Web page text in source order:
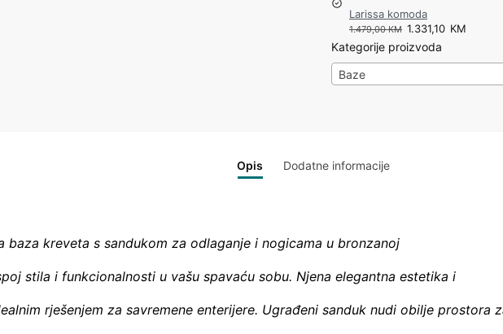
Larissa komoda
1.479,00KM 1.331,10 KM
Kategorije proizvoda
Baze
Opis Dodatne informacije
baza kreveta s sandukom za odlaganje i nogicama u bronzanoj
stila i funkcionalnosti u vašu spavaću sobu. Njena elegantna estetika i
rješenjem za savremene enterijere. Ugrađeni sanduk nudi obilje prostora